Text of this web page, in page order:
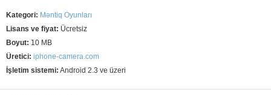
Kategori: Məntiq Oyunları
Lisans ve fiyat: Ücretsiz
Boyut: 10 MB
Üretici: iphone-camera.com
İşletim sistemi: Android 2.3 ve üzeri